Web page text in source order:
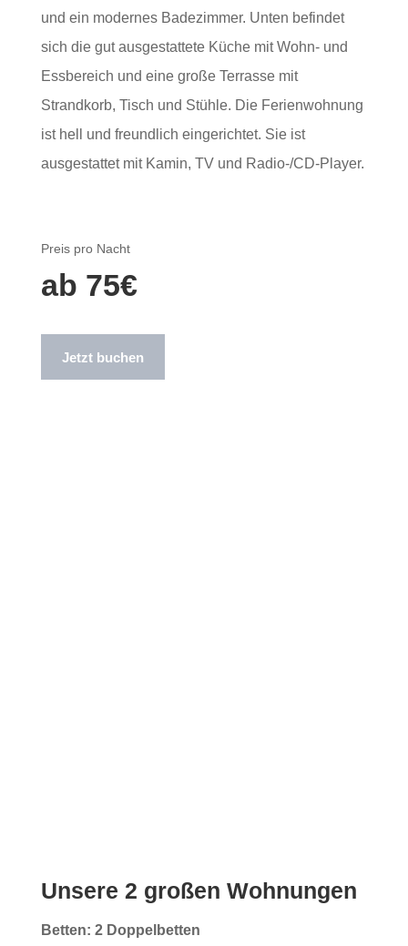
und ein modernes Badezimmer. Unten befindet
sich die gut ausgestattete Küche mit Wohn- und
Essbereich und eine große Terrasse mit
Strandkorb, Tisch und Stühle. Die Ferienwohnung
ist hell und freundlich eingerichtet. Sie ist
ausgestattet mit Kamin, TV und Radio-/CD-Player.
Preis pro Nacht
ab 75€
Jetzt buchen
Unsere 2 großen Wohnungen
Betten: 2 Doppelbetten